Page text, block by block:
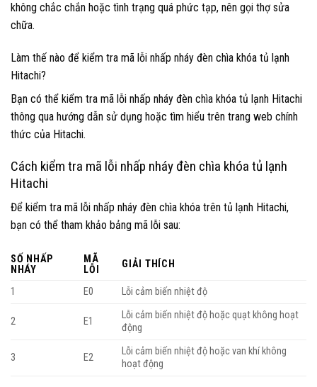
không chắc chắn hoặc tình trạng quá phức tạp, nên gọi thợ sửa
chữa.
Làm thế nào để kiểm tra mã lỗi nhấp nháy đèn chìa khóa tủ lạnh
Hitachi?
Bạn có thể kiểm tra mã lỗi nhấp nháy đèn chìa khóa tủ lạnh Hitachi
thông qua hướng dẫn sử dụng hoặc tìm hiểu trên trang web chính
thức của Hitachi.
Cách kiểm tra mã lỗi nhấp nháy đèn chìa khóa tủ lạnh
Hitachi
Để kiểm tra mã lỗi nhấp nháy đèn chìa khóa trên tủ lạnh Hitachi,
bạn có thể tham khảo bảng mã lỗi sau:
SỐ NHẤP
NHÁY
MÃ
LỖI
GIẢI THÍCH
1 E0 Lỗi cảm biến nhiệt độ
2 E1
Lỗi cảm biến nhiệt độ hoặc quạt không hoạt
động
3 E2
Lỗi cảm biến nhiệt độ hoặc van khí không
hoạt động